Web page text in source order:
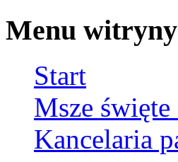
Menu witryny
Start
Msze
Kancelaria